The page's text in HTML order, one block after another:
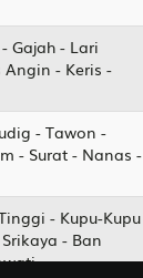
Gajah - Lari
Angin - Keris -
- Tawon -
- Surat - Nanas -
- Kupu-Kupu
- Ban